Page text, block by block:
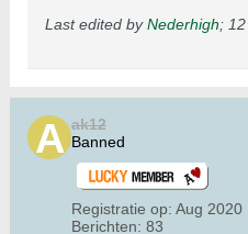
Last edited byNederhigh;
ak12
Banned
Registratie op: Aug 2020
Berichten: 83